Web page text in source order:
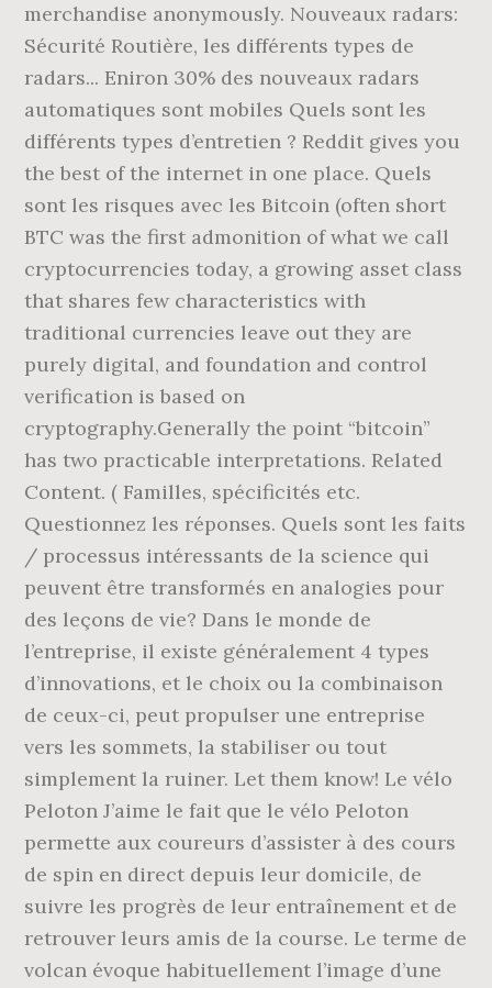
merchandise anonymously. Nouveaux radars:
Sécurité Routière, les différents types de
radars... Eniron 30% des nouveaux radars
automatiques sont mobiles Quels sont les
différents types d’entretien ? Reddit gives you
the best of the internet in one place. Quels
sont les risques avec les Bitcoin (often short
BTC was the first admonition of what we call
cryptocurrencies today, a growing asset class
that shares few characteristics with
traditional currencies leave out they are
purely digital, and foundation and control
verification is based on
cryptography.Generally the point “bitcoin”
has two practicable interpretations. Related
Content. ( Familles, spécificités etc.
Questionnez les réponses. Quels sont les faits
/ processus intéressants de la science qui
peuvent être transformés en analogies pour
des leçons de vie? Dans le monde de
l’entreprise, il existe généralement 4 types
d’innovations, et le choix ou la combinaison
de ceux-ci, peut propulser une entreprise
vers les sommets, la stabiliser ou tout
simplement la ruiner. Let them know! Le vélo
Peloton J’aime le fait que le vélo Peloton
permette aux coureurs d’assister à des cours
de spin en direct depuis leur domicile, de
suivre les progrès de leur entraînement et de
retrouver leurs amis de la course. Le terme de
volcan évoque habituellement l’image d’une